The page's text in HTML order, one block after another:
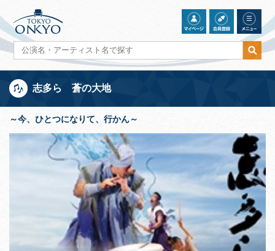
志多ら 蒼の大地
～今、ひとつになりて、行かん～